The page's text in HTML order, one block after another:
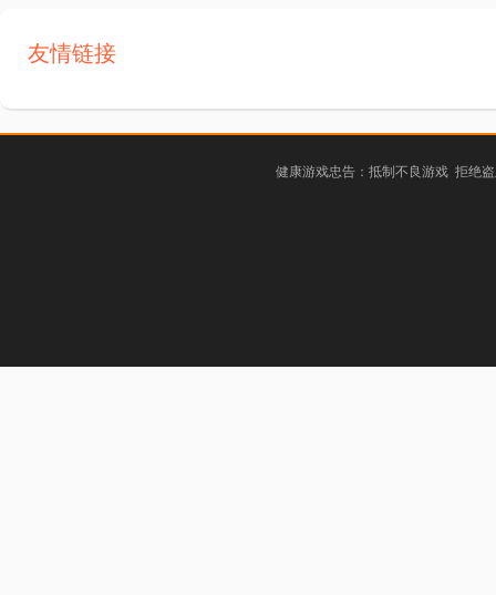
友情链接
健康游戏忠告：抵制不良游戏 拒绝